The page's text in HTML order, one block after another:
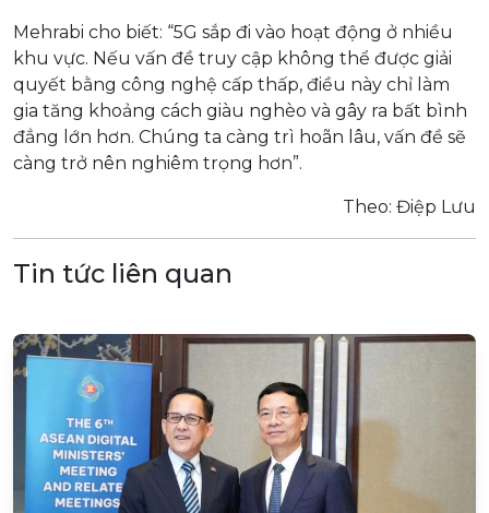
Mehrabi cho biết: “5G sắp đi vào hoạt động ở nhiều
khu vực. Nếu vấn đề truy cập không thể được giải
quyết bằng công nghệ cấp thấp, điều này chỉ làm
gia tăng khoảng cách giàu nghèo và gây ra bất bình
đẳng lớn hơn. Chúng ta càng trì hoãn lâu, vấn đề sẽ
càng trở nên nghiêm trọng hơn”.
Theo: Điệp Lưu
Tin tức liên quan